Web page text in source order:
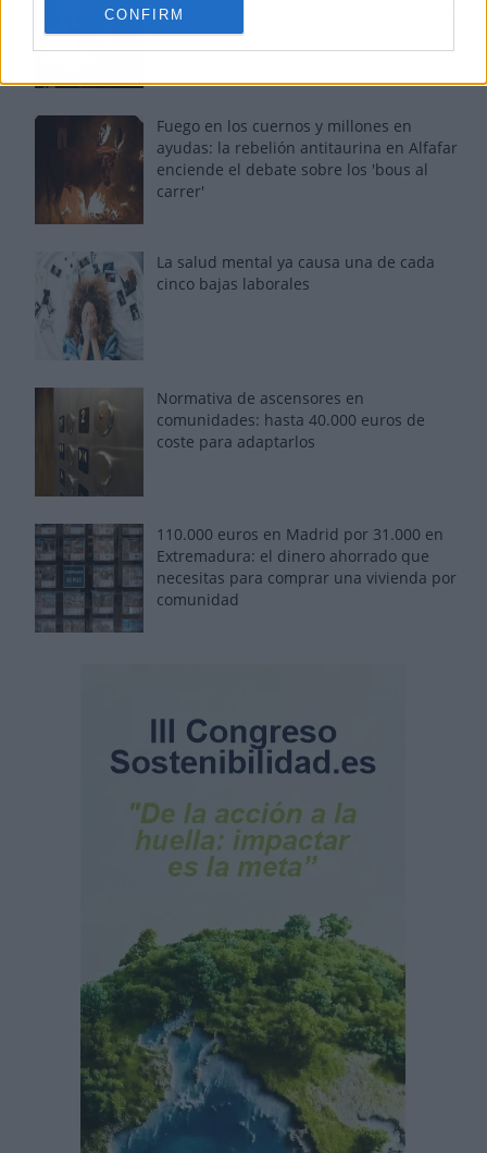
CONFIRMvoz sigue desafiando implacable el paso
del tiempo
Fuego en los cuernos y millones en
ayudas: la rebelión antitaurina en Alfafar
enciende el debate sobre los 'bous al
carrer'
La salud mental ya causa una de cada
cinco bajas laborales
Normativa de ascensores en
comunidades: hasta 40.000 euros de
coste para adaptarlos
110.000 euros en Madrid por 31.000 en
Extremadura: el dinero ahorrado que
necesitas para comprar una vivienda por
comunidad